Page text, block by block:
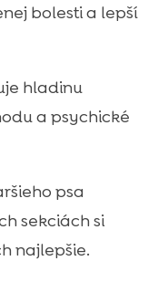
bolesti a lepší
hladinu
a psychické
psa
sekciách si
najlepšie.